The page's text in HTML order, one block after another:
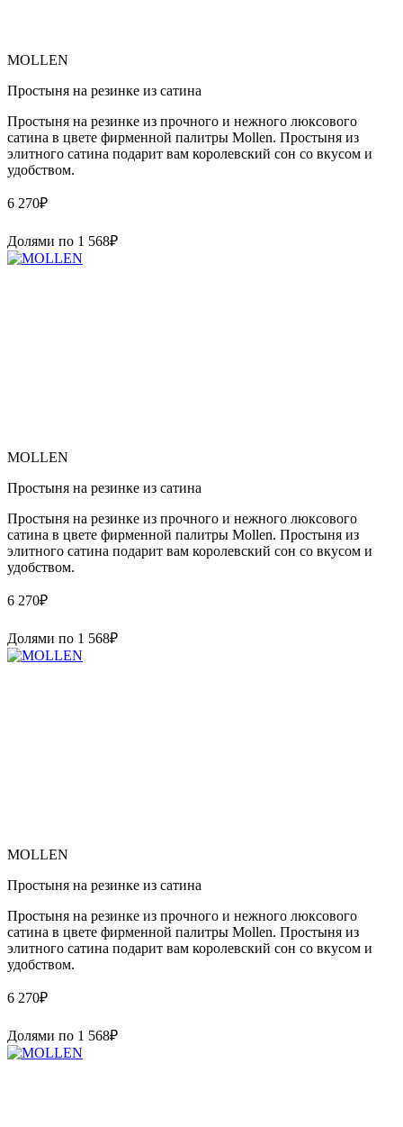
MOLLEN
Простыня на резинке из сатина
Простыня на резинке из прочного и нежного люксового
сатина в цвете фирменной палитры Mollen. Простыня из
элитного сатина подарит вам королевский сон со вкусом и
удобством.
6 270₽
Долями по 1 568₽
MOLLEN
Простыня на резинке из сатина
Простыня на резинке из прочного и нежного люксового
сатина в цвете фирменной палитры Mollen. Простыня из
элитного сатина подарит вам королевский сон со вкусом и
удобством.
6 270₽
Долями по 1 568₽
MOLLEN
Простыня на резинке из сатина
Простыня на резинке из прочного и нежного люксового
сатина в цвете фирменной палитры Mollen. Простыня из
элитного сатина подарит вам королевский сон со вкусом и
удобством.
6 270₽
Долями по 1 568₽